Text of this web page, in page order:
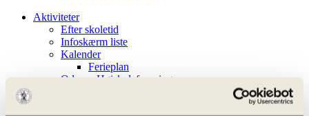
Aktiviteter
Efter skoletid
Infoskærm liste
Kalender
Ferieplan
Odense Højskoleforening